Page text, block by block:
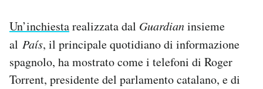
AREA PERSONALE
Area Personale
Un’inchiestarealizzata dal Guardianinsieme
al País, il principale quotidiano di informazione
spagnolo, ha mostrato come i telefoni di Roger
Torrent, presidente del parlamento catalano, e di